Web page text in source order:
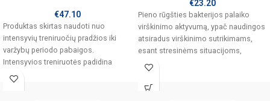
€47.10
Produktas skirtas naudoti nuo
intensyvių treniruočių pradžios iki
varžybų periodo pabaigos.
Intensyvios treniruotės padidina
baltymų poreikį ( amino rūgštys),
€23.20
Pieno rūgšties bakterijos palaiko
virškinimo aktyvumą, ypač naudingos
atsiradus virškinimo sutrikimams,
esant stresinėms situacijoms,
varžybų, treniruočių metu ar